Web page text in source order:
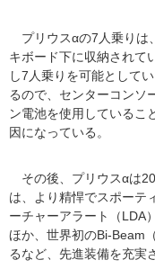
プリウスαの7人乗りは
キボード下に収納されて
し7人乗りを可能として
るので、センターコンソ
ン電池を使用しているこ
因になっている。
その後、プリウスαは
は、より精悍でスポーテ
ーチャーアラート（LDA
ほか、世界初のBi-Beam
るなど、先進装備を充実